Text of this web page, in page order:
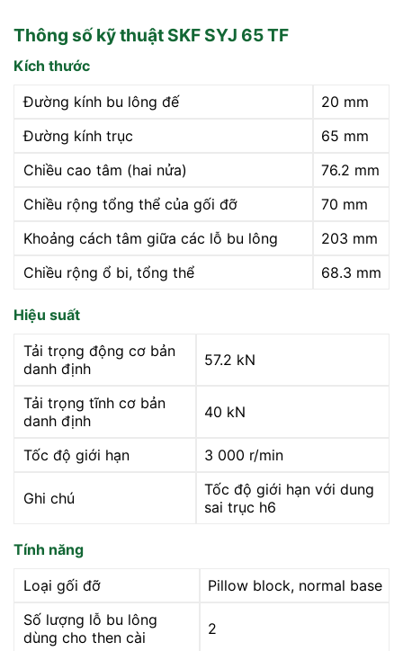
Thông số kỹ thuật SKF SYJ 65 TF
Kích thước
Đường kính bu lông đế
20 mm
Đường kính trục
65 mm
Chiều cao tâm (hai nửa)
76.2 mm
Chiều rộng tổng thể của gối đỡ
70 mm
Khoảng cách tâm giữa các lỗ bu lông
203 mm
Chiều rộng ổ bi, tổng thể
68.3 mm
Hiệu suất
Tải trọng động cơ bản
danh định
57.2 kN
Tải trọng tĩnh cơ bản
danh định
40 kN
Tốc độ giới hạn 3 000 r/min
Ghi chú
Tốc độ giới hạn với dung
sai trục h6
Tính năng
Loại gối đỡ
Pillow block, normal base
Số lượng lỗ bu lông
dùng cho then cài
2